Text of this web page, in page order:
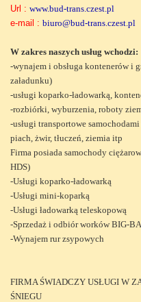
Url : www.bud-trans.czest.pl
e-mail : biuro@bud-trans.czest.pl
W zakres naszych usług wchodzi:
-wynajem i obsługa kontenerów i
załadunku)
-usługi koparko-ładowarką,
-rozbiórki, wyburzenia, roboty
-usługi transportowe
piach, żwir, tłuczeń, ziemia itp
Firma posiada samochody
HDS)
-Usługi koparko-ładowarką
-Usługi mini-koparką
-Usługi ładowarką teleskopową
-Sprzedaż i odbiór worków BIG-
-Wynajem rur zsypowych
FIRMA ŚWIADCZY USŁUGI W
ŚNIEGU